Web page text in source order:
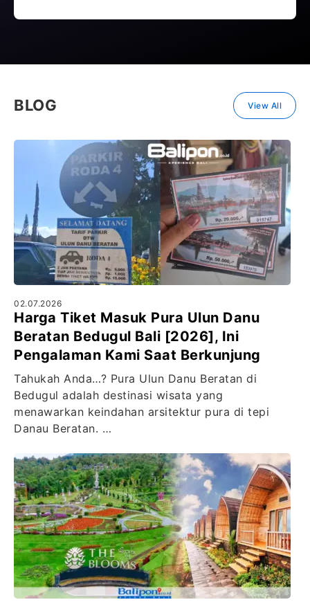
BLOG View All
02.07.2026
Harga Tiket Masuk Pura Ulun Danu
Beratan Bedugul Bali [2026], Ini
Pengalaman Kami Saat Berkunjung
Tahukah Anda…? Pura Ulun Danu Beratan di
Bedugul adalah destinasi wisata yang
menawarkan keindahan arsitektur pura di tepi
Danau Beratan. …